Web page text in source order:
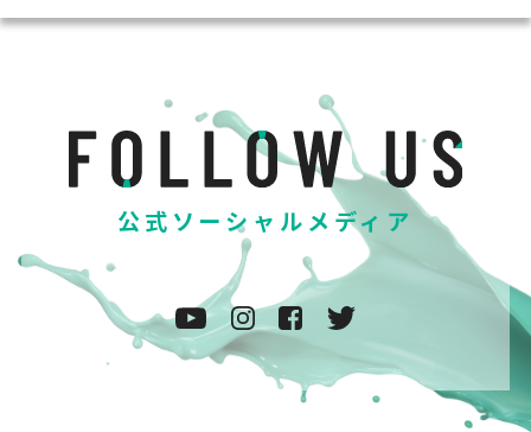
公式ソーシャルメディア